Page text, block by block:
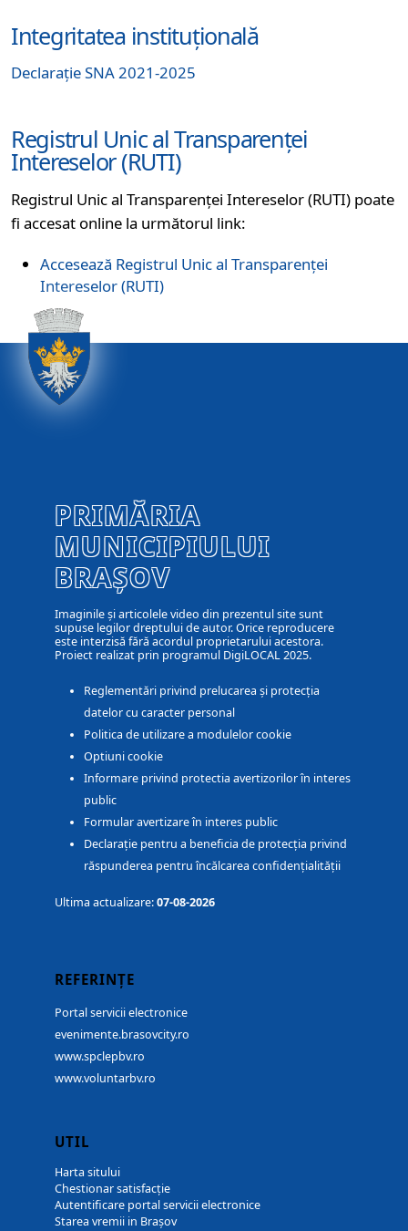
Integritatea instituțională
Declarație SNA 2021-2025
Registrul Unic al Transparenței
Intereselor (RUTI)
Registrul Unic al Transparenței Intereselor (RUTI) poate
fi accesat online la următorul link:
Accesează Registrul Unic al Transparenței
Intereselor (RUTI)
PRIMĂRIA
MUNICIPIULUI
BRAȘOV
Imaginile și articolele video din prezentul site sunt
supuse legilor dreptului de autor. Orice reproducere
este interzisă fără acordul proprietarului acestora.
Proiect realizat prin programul DigiLOCAL 2025.
Reglementări privind prelucarea și protecția
datelor cu caracter personal
Politica de utilizare a modulelor cookie
Optiuni cookie
Informare privind protectia avertizorilor în interes
public
Formular avertizare în interes public
Declarație pentru a beneficia de protecția privind
răspunderea pentru încălcarea confidențialității
Ultima actualizare:07-08-2026
REFERINȚE
Portal servicii electronice
evenimente.brasovcity.ro
www.spclepbv.ro
www.voluntarbv.ro
UTIL
Harta sitului
Chestionar satisfacție
Autentificare portal servicii electronice
Starea vremii in Brașov